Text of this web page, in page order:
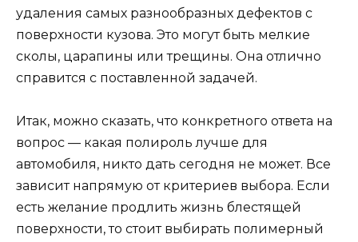
удаления самых разнообразных дефектов с
поверхности кузова. Это могут быть мелкие
сколы, царапины или трещины. Она отлично
справится с поставленной задачей.
Итак, можно сказать, что конкретного ответа на
вопрос — какая полироль лучше для
автомобиля, никто дать сегодня не может. Все
зависит напрямую от критериев выбора. Если
есть желание продлить жизнь блестящей
поверхности, то стоит выбирать полимерный